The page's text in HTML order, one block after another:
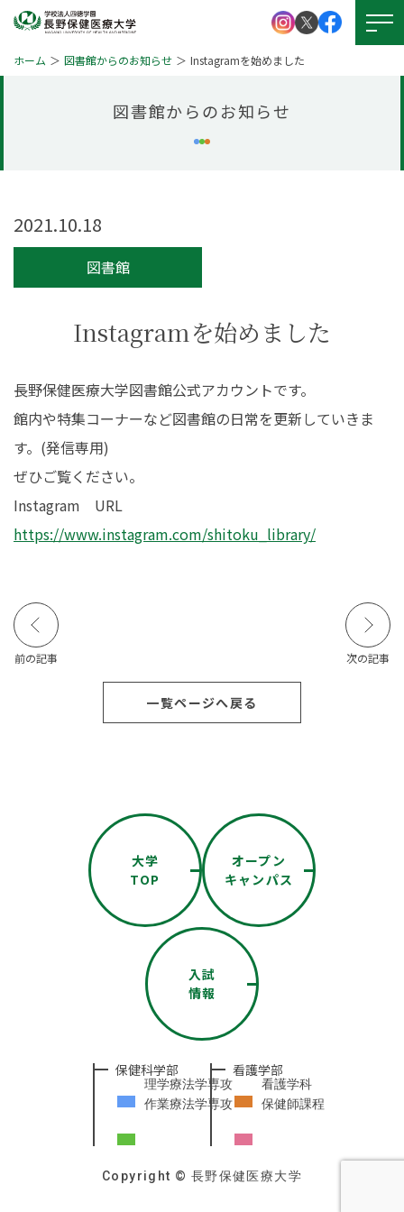
資料請求
キャンパスライフ
就職・資格
学生支援
受験生サイト
学びの特徴
在学生の皆さんへ 卒業生の皆さんへ
保護者の皆さまへ
ホーム 図書館からのお知らせ Instagramを始めました
図書館からのお知らせ
2021.10.18
図書館
Instagramを始めました
長野保健医療大学図書館公式アカウントです。
館内や特集コーナーなど図書館の日常を更新していきま
す。(発信専用)
ぜひご覧ください。
Instagram URL
https://www.instagram.com/shitoku_library/
前の記事 次の記事
一覧ページへ戻る
大学
TOP
オープン
キャンパス
入試
情報
保健科学部
理学療法学専攻
作業療法学専攻
看護学部
看護学科
保健師課程
Copyright © 長野保健医療大学